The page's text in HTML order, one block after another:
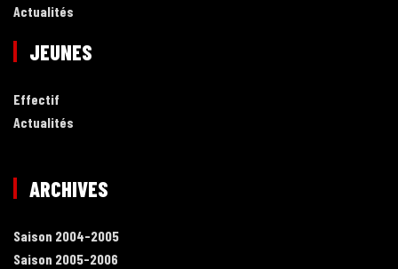
Actualités
JEUNES
Effectif
Actualités
ARCHIVES
Saison 2004-2005
Saison 2005-2006